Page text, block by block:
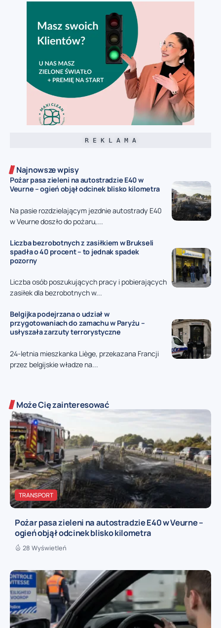
R E K L A M A
Najnowsze wpisy
Pożar pasa zieleni na autostradzie E40 w
Veurne – ogień objął odcinek blisko kilometra
Na pasie rozdzielającym jezdnie autostrady E40
w Veurne doszło do pożaru,...
Liczba bezrobotnych z zasiłkiem w Brukseli
spadła o 40 procent – to jednak spadek
pozorny
Liczba osób poszukujących pracy i pobierających
zasiłek dla bezrobotnych w...
Belgijka podejrzana o udział w
przygotowaniach do zamachu w Paryżu –
usłyszała zarzuty terrorystyczne
24-letnia mieszkanka Liège, przekazana Francji
przez belgijskie władze na...
Może Cię zainteresować
TRANSPORT
Pożar pasa zieleni na autostradzie E40 w Veurne –
ogień objął odcinek blisko kilometra
28 Wyświetleń